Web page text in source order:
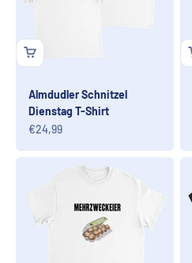
Almdudler Schnitzel
Dienstag T-Shirt
Angebot
€24,99